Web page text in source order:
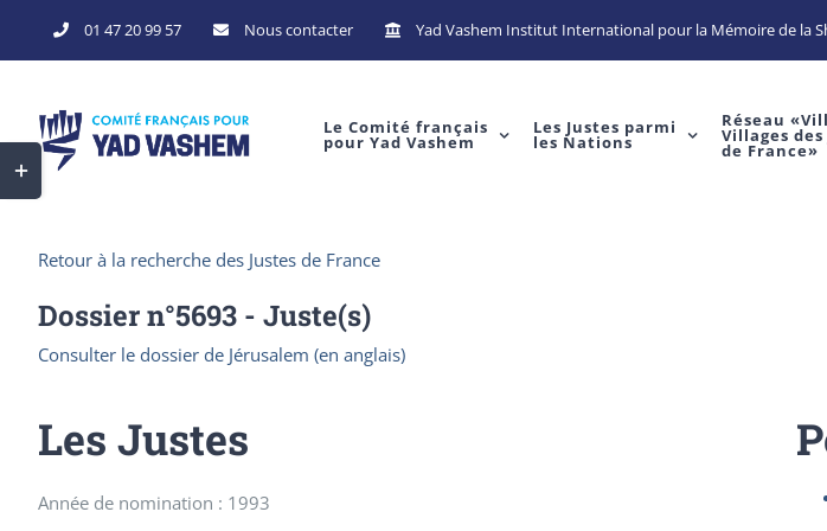
to
01 47 20 99 57 Nous contacter Yad Vashem Institut International pour la Mémoire de la
Le Comité français
pour Yad Vashem
Les Justes parmi
les Nations
Réseau
Villages des
de France»
Retour à la recherche des Justes de France
Dossier n°5693 - Juste(s)
Consulter le dossier de Jérusalem (en anglais)
Les Justes
Année de nomination : 1993
Toggle
Sliding